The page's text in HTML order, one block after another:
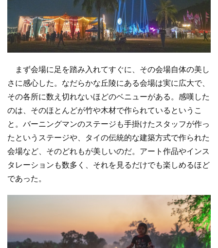
まず会場に足を踏み入れてすぐに、その会場自体の美し
さに感心した。なだらかな丘陵にある会場は実に広大で、
その各所に数え切れないほどのベニューがある。感嘆した
のは、そのほとんどが竹や木材で作られているというこ
と。バーニングマンのステージも手掛けたスタッフが作っ
たというステージや、タイの伝統的な建築方式で作られた
会場など、そのどれもが美しいのだ。アート作品やインス
タレーションも数多く、それを見るだけでも楽しめるほど
であった。